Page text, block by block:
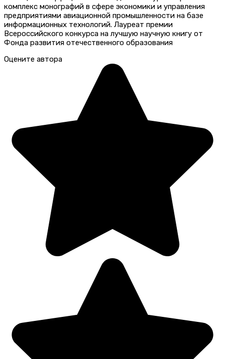
комплекс монографий в сфере экономики и управления
предприятиями авиационной промышленности на базе
информационных технологий. Лауреат премии
Всероссийского конкурса на лучшую научную книгу от
Фонда развития отечественного образования
Оцените автора